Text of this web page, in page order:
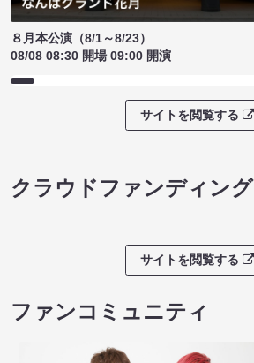
８月本公演（8/1～8/23）
08/08 08:30 開場 09:00 開演
サイトを閲覧する
クラウドファンディング
サイトを閲覧する
ファンコミュニティ